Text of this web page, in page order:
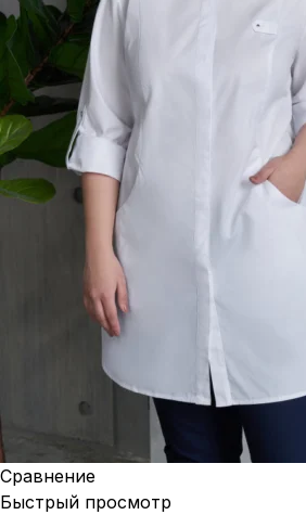
Сравнение
Быстрый просмотр